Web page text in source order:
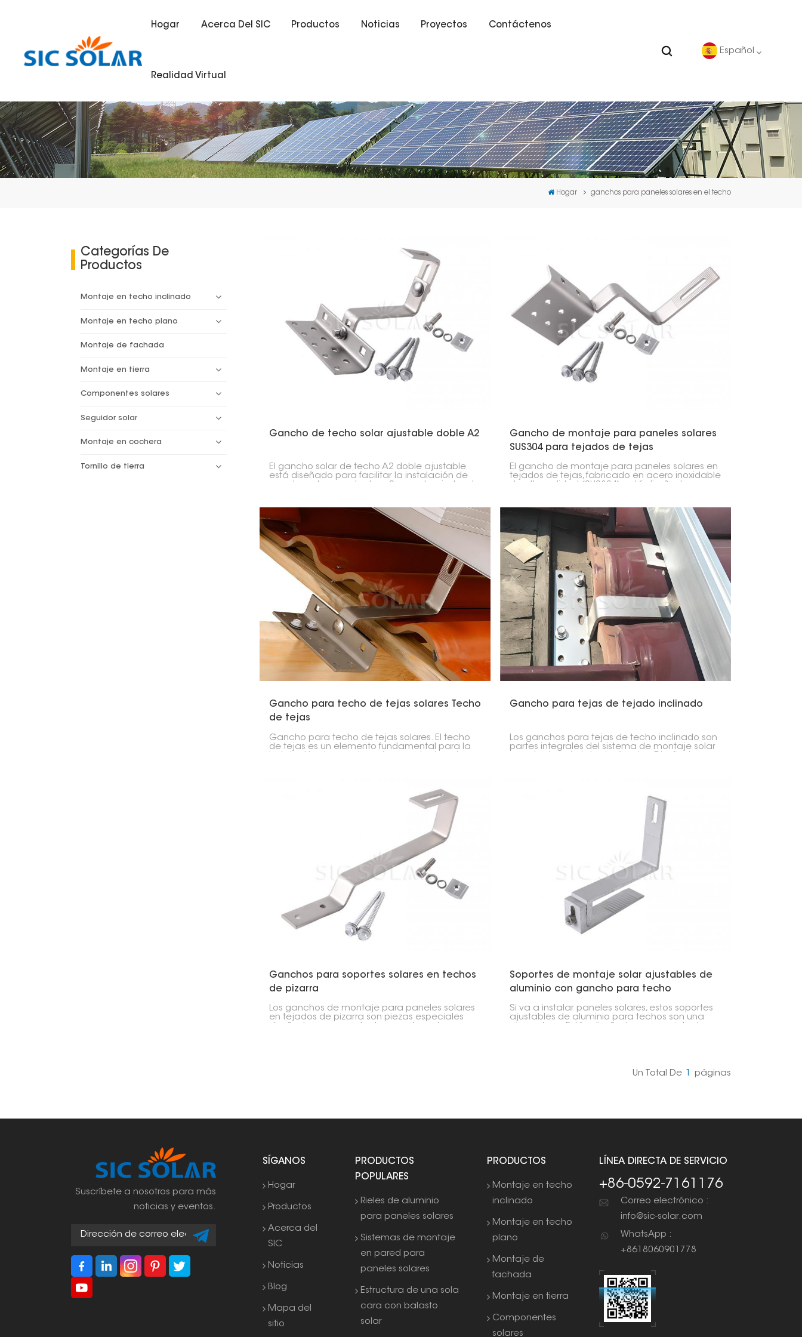
Hogar Acerca Del SIC Productos Noticias Proyectos Contáctenos
Realidad Virtual
Español
English
Deutsch
español
português
Hogar ganchos para paneles solares en el techo
Categorías De
Productos
Montaje en techo inclinado
Montaje en techo plano
Montaje de fachada
Montaje en tierra
Componentes solares
Seguidor solar
Montaje en cochera
Tornillo de tierra
Gancho de techo solar ajustable doble A2
El gancho solar de techo A2 doble ajustable
está diseñado para facilitar la instalación de
Gancho de montaje para paneles solares
SUS304 para tejados de tejas
El gancho de montaje para paneles solares en
tejados de tejas, fabricado en acero inoxidable
la intemperie, manteniendo los paneles
estables sin dañar el tejado.
Gancho para techo de tejas solares Techo
de tejas
Gancho para techo de tejas solares. El techo
de tejas es un elemento fundamental para la
Gancho para tejas de tejado inclinado
Los ganchos para tejas de techo inclinado son
partes integrales del sistema de montaje solar
Ganchos para soportes solares en techos
de pizarra
Los ganchos de montaje para paneles solares
en tejados de pizarra son piezas especiales
Soportes de montaje solar ajustables de
aluminio con gancho para techo
Si va a instalar paneles solares, estos soportes
ajustables de aluminio para techos son una
Un Total De 1 Páginas
Suscríbete a nosotros para más
noticias y eventos.
SÍGANOS
Hogar
Productos
Acerca del
SIC
Noticias
Blog
Mapa del
sitio
PRODUCTOS
POPULARES
Rieles de aluminio
para paneles solares
Sistemas de montaje
en pared para
paneles solares
Estructura de una sola
cara con balasto
solar
PRODUCTOS
Montaje en techo
inclinado
Montaje en techo
plano
Montaje de
fachada
Montaje en tierra
Componentes
solares
LÍNEA DIRECTA DE SERVICIO
+86-0592-7161176
Correo electrónico :
info@sic-solar.com
WhatsApp :
+8618060901778